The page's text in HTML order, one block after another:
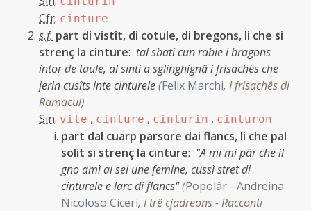
Cfr. cinture
s.f. part di vistît, di cotule, di bregons, li che si
strenç la cinture: tal sbati cun rabie i bragons
intor de taule, al sintì a sglinghignâ i frisachês che
jerin cusîts inte cinturele(Felix Marchi, I frisachês di
Ramacul)
Sin. vite , cinture , cinturin , cinturon
part dal cuarp parsore dai flancs, li che pal
solit si strenç la cinture: "A mi mi pâr che il
gno amì al sei une femine, cussì stret di
cinturele e larc di flancs"(Popolâr - Andreina
Nicoloso Ciceri, I trê cjadreons - Racconti